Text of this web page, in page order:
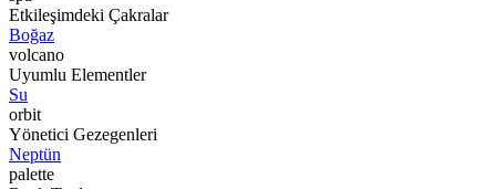
Etkileşimdeki Çakralar
Boğaz
volcano
Uyumlu Elementler
Su
orbit
Yönetici Gezegenleri
Neptün
palette